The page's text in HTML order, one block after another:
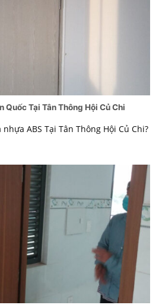
Quốc Tại Tân Thông Hội Củ Chi
ABS Tại Tân Thông Hội Củ Chi?